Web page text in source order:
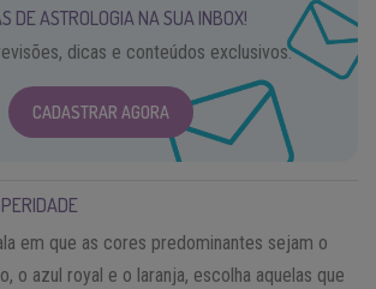
DE ASTROLOGIA NA SUA INBOX!
dicas e conteúdos exclusivos.
CADASTRAR AGORA
em que as cores predominantes sejam o
o azul royal e o laranja, escolha aquelas que